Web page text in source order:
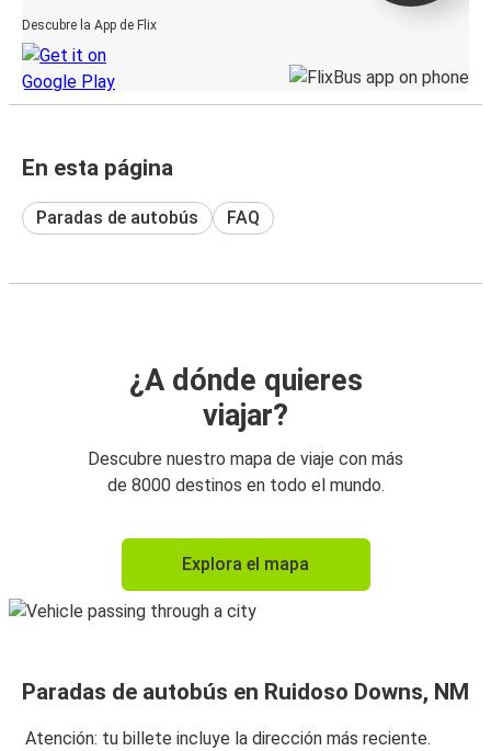
Descubre la App de Flix
En esta página
Paradas de autobús FAQ
¿A dónde quieres
viajar?
Descubre nuestro mapa de viaje con más
de 8000 destinos en todo el mundo.
Explora el mapa
Paradas de autobús en Ruidoso Downs, NM
Atención: tu billete incluye la dirección más reciente.